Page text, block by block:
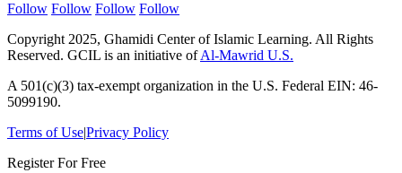
Follow Follow Follow Follow
Copyright 2025, Ghamidi Center of Islamic Learning. All Rights
Reserved. GCIL is an initiative ofAl-Mawrid U.S.
A 501(c)(3) tax-exempt organization in the U.S. Federal EIN: 46-
5099190.
Terms of Use|Privacy Policy
Register For Free